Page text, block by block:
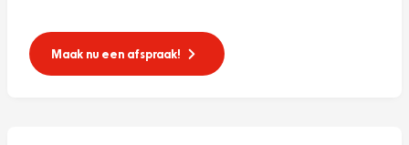
Maak nu een afspraak!